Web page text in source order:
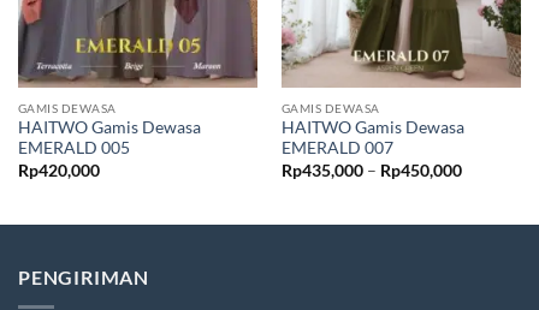
GAMIS DEWASA
HAITWO Gamis Dewasa
EMERALD 005
Rp420,000
GAMIS DEWASA
HAITWO Gamis Dewasa
EMERALD 007
Rp435,000 – Rp450,000Rentang
PENGIRIMAN